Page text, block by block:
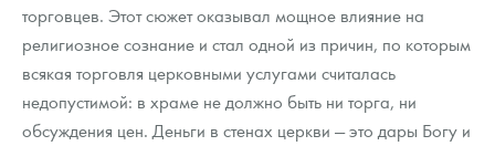
торговцев. Этот сюжет оказывал мощное влияние на
религиозное сознание и стал одной из причин, по которым
всякая торговля церковными услугами считалась
недопустимой: в храме не должно быть ни торга, ни
обсуждения цен. Деньги в стенах церкви — это дары Богу и